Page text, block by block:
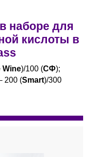
наборе для
кислоты в
Wine)/100 (СФ);
200 (Smart)/300